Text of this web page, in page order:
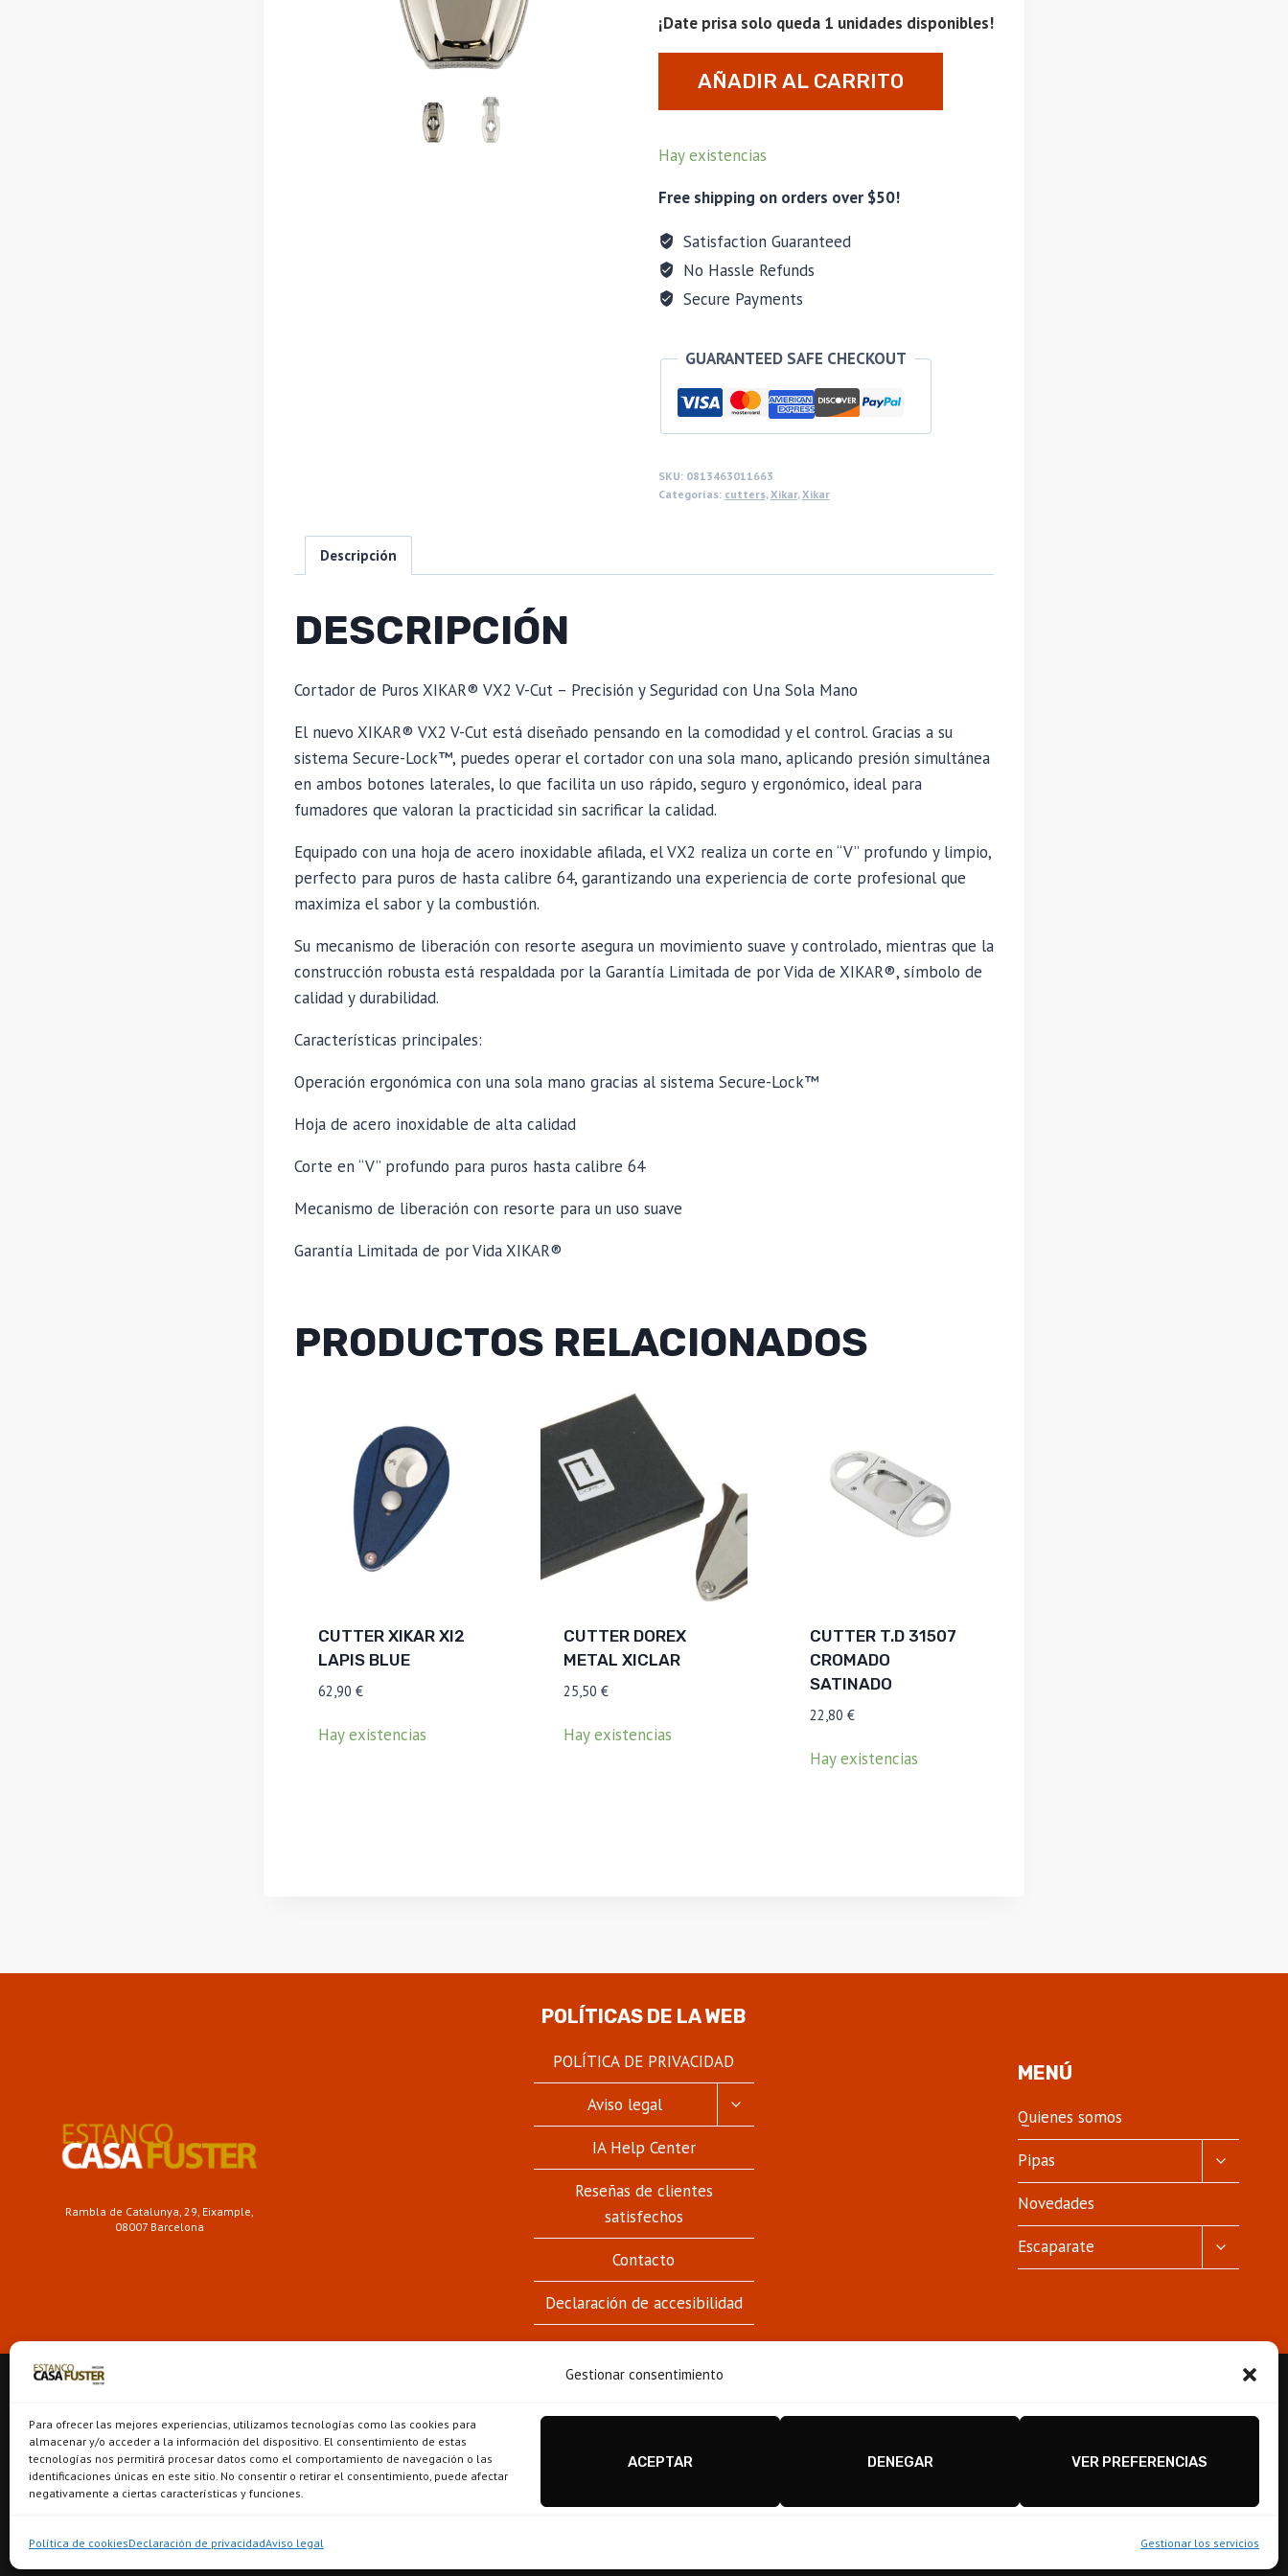
Gestionar consentimiento
Para ofrecer las mejores experiencias, utilizamos tecnologías como las cookies para
almacenar y/o acceder a la información del dispositivo. El consentimiento de estas
tecnologías nos permitirá procesar datos como el comportamiento de navegación o las
identificaciones únicas en este sitio. No consentir o retirar el consentimiento, puede afectar
negativamente a ciertas características y funciones.
Gestionar los servicios
ACEPTAR DENEGAR VER PREFERENCIAS
Política de cookiesDeclaración de privacidadAviso legal
¡Date prisa solo queda 1 unidades disponibles!
VX2
cantidad
AÑADIR AL CARRITO
Hay existencias
Free shipping on orders over $50!
Satisfaction Guaranteed
No Hassle Refunds
Secure Payments
GUARANTEED SAFE CHECKOUT
SKU: 0813463011663
Categorías: cutters,Xikar,Xikar
Descripción
DESCRIPCIÓN
Cortador de Puros XIKAR® VX2 V-Cut – Precisión y Seguridad con Una Sola Mano
El nuevo XIKAR® VX2 V-Cut está diseñado pensando en la comodidad y el control. Gracias a su
sistema Secure-Lock™, puedes operar el cortador con una sola mano, aplicando presión simultánea
en ambos botones laterales, lo que facilita un uso rápido, seguro y ergonómico, ideal para
fumadores que valoran la practicidad sin sacrificar la calidad.
Equipado con una hoja de acero inoxidable afilada, el VX2 realiza un corte en “V” profundo y limpio,
perfecto para puros de hasta calibre 64, garantizando una experiencia de corte profesional que
maximiza el sabor y la combustión.
Su mecanismo de liberación con resorte asegura un movimiento suave y controlado, mientras que la
construcción robusta está respaldada por la Garantía Limitada de por Vida de XIKAR®, símbolo de
calidad y durabilidad.
Características principales:
Operación ergonómica con una sola mano gracias al sistema Secure-Lock™
Hoja de acero inoxidable de alta calidad
Corte en “V” profundo para puros hasta calibre 64
Mecanismo de liberación con resorte para un uso suave
Garantía Limitada de por Vida XIKAR®
PRODUCTOS RELACIONADOS
CUTTER XIKAR XI2
LAPIS BLUE
62,90 €
Hay existencias
CUTTER DOREX
METAL XICLAR
25,50€
Hay existencias
CUTTER T.D 31507
CROMADO
SATINADO
22,80 €
Hay existencias
Rambla de Catalunya, 29, Eixample,
08007 Barcelona
POLÍTICAS DE LA WEB
POLÍTICA DE PRIVACIDAD
Aviso legal
ALTERNAR
IA Help Center
Reseñas de clientes
satisfechos
Contacto
Declaración de accesibilidad
MENÚ
Quienes somos
Pipas
Novedades
Escaparate
Disseny i configuració igualada.online